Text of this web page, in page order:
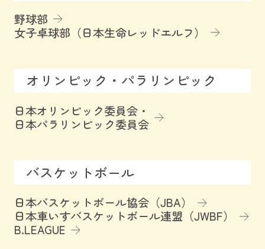
野球部
女子卓球部（日本生命レッドエルフ）
オリンピック・パラリンピック
日本オリンピック委員会・
日本パラリンピック委員会
バスケットボール
日本バスケットボール協会（JBA）
日本車いすバスケットボール連盟（JWBF）
B.LEAGUE